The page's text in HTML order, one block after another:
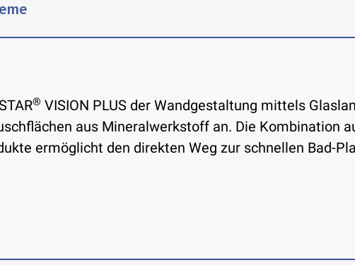
® VISION PLUS der Wandgestaltung mittels
aus Mineralwerkstoff an. Die Kombination
ermöglicht den direkten Weg zur schnellen Bad-